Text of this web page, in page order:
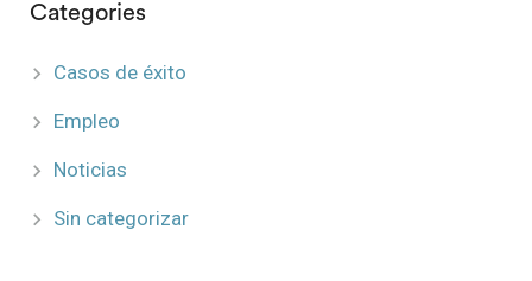
Categories
Casos de éxito
Empleo
Noticias
Sin categorizar